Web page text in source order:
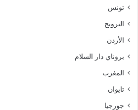
تونس
النرويج
الأردن
بروناي دار السلام
المغرب
تايوان
جورجيا